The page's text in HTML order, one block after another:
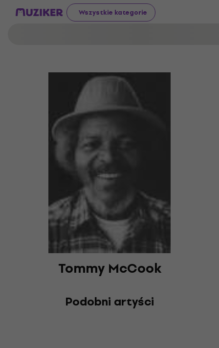
Wszystkie kategorie
Tommy McCook
Podobni artyści